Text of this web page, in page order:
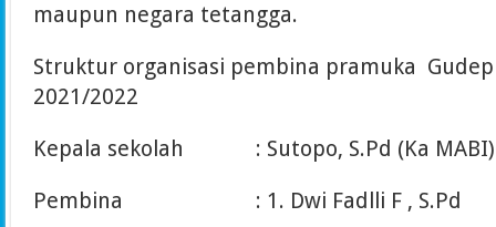
maupun negara tetangga.
Struktur organisasi pembina pramuka Gudep
2021/2022
Kepala sekolah : Sutopo, S.Pd (Ka MABI)
Pembina : 1. Dwi Fadlli F , S.Pd